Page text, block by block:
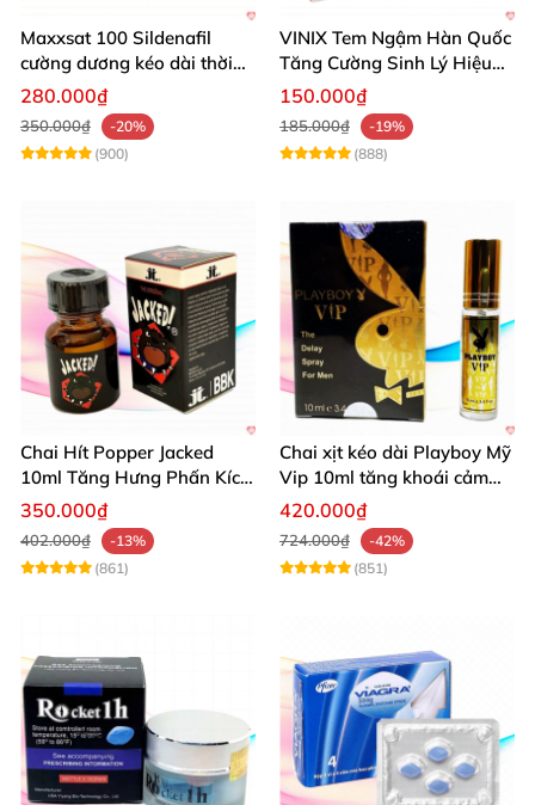
Maxxsat 100 Sildenafil
cường dương kéo dài thời
gian dùng hiệu quả nhanh
280.000₫
350.000₫
-20%
(900)
VINIX Tem Ngậm Hàn Quốc
Tăng Cường Sinh Lý Hiệu
Quả
150.000₫
185.000₫
-19%
(888)
Chai Hít Popper Jacked
10ml Tăng Hưng Phấn Kích
Thích Mạnh Mẽ
350.000₫
402.000₫
-13%
(861)
Chai xịt kéo dài Playboy Mỹ
Vip 10ml tăng khoái cảm
nam
420.000₫
724.000₫
-42%
(851)